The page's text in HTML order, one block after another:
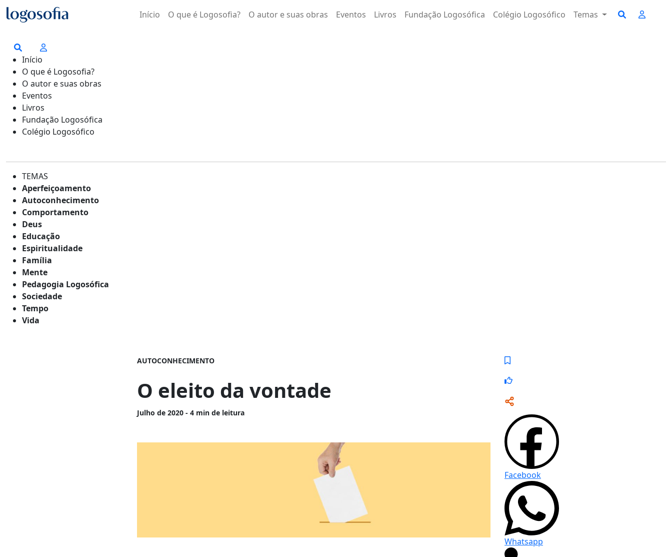
Início O que é Logosofia? O autor e suas obras Eventos Livros Fundação Logosófica Colégio Logosófico Temas
Início
O que é Logosofia?
O autor e suas obras
Eventos
Livros
Fundação Logosófica
Colégio Logosófico
TEMAS
Aperfeiçoamento
Autoconhecimento
Comportamento
Deus
Educação
Espiritualidade
Família
Mente
Pedagogia Logosófica
Sociedade
Tempo
Vida
Facebook
Whatsapp
AUTOCONHECIMENTO
O eleito da vontade
Julhode 2020 - 4 min de leitura